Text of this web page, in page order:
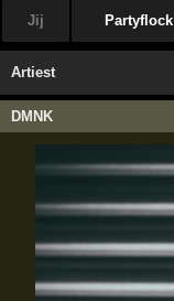
Jij Partyflock
Artiest
DMNK